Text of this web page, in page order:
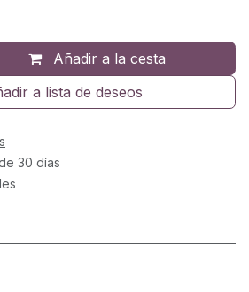
Añadir a la cesta
a lista de deseos
30 días